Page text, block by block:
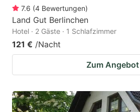
7.6 (4 Bewertungen)
Land Gut Berlinchen
Hotel · 2 Gäste · 1 Schlafzimmer
121 € /Nacht
Zum Angebot